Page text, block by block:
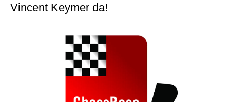
Vincent Keymer da!